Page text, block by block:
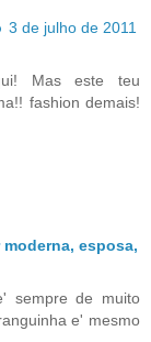
3 de julho de 2011
Mas este teu
fashion demais!
moderna, esposa,
sempre de muito
e' mesmo